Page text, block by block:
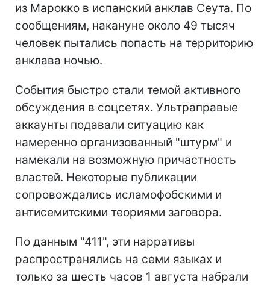
из Марокко в испанский анклав Сеута. По
сообщениям, накануне около 49 тысяч
человек пытались попасть на территорию
анклава ночью.
События быстро стали темой активного
обсуждения в соцсетях. Ультраправые
аккаунты подавали ситуацию как
намеренно организованный "штурм" и
намекали на возможную причастность
властей. Некоторые публикации
сопровождались исламофобскими и
антисемитскими теориями заговора.
По данным "411", эти нарративы
распространялись на семи языках и
только за шесть часов 1 августа набрали